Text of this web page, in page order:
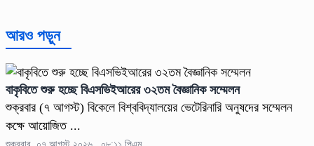
আরও পড়ুন
বাকৃবিতে শুরু হচ্ছে বিএসভিইআরের ৩২তম বৈজ্ঞানিক সম্মেলন
শুক্রবার (৭ আগস্ট) বিকেলে বিশ্ববিদ্যালয়ের ভেটেরিনারি অনুষদের সম্মেলন
কক্ষে আয়োজিত ...